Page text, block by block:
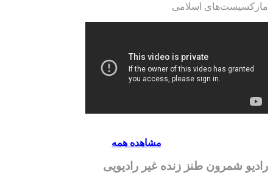
مارکسیست‌های اسلامی
مشاهده همه
رادیو شمرون طنز زنده غیر رادیویی